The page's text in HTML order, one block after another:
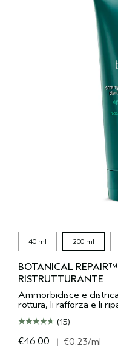
40 ml 200 ml
BOTANICAL
RISTRUTTURANTE
Ammorbidisce e
rottura, li rafforza e li
(15)
€46.00 | €0.23/ml